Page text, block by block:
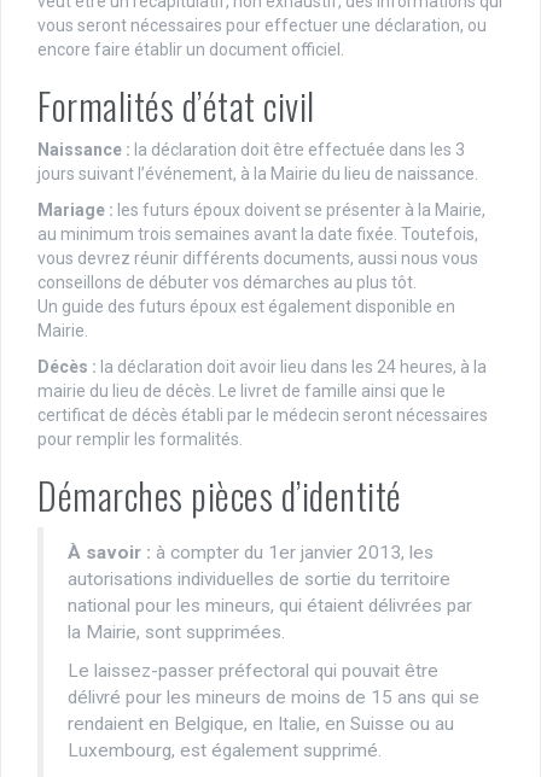
vous seront nécessaires pour effectuer une déclaration, ou
encore faire établir un document officiel.
Formalités d’état civil
Naissance : la déclaration doit être effectuée dans les 3
jours suivant l’événement, à la Mairie du lieu de naissance.
Mariage : les futurs époux doivent se présenter à la Mairie,
au minimum trois semaines avant la date fixée. Toutefois,
vous devrez réunir différents documents, aussi nous vous
conseillons de débuter vos démarches au plus tôt.
Un guide des futurs époux est également disponible en
Mairie.
Décès : la déclaration doit avoir lieu dans les 24 heures, à la
mairie du lieu de décès. Le livret de famille ainsi que le
certificat de décès établi par le médecin seront nécessaires
pour remplir les formalités.
Démarches pièces d’identité
À savoir : à compter du 1er janvier 2013, les
autorisations individuelles de sortie du territoire
national pour les mineurs, qui étaient délivrées par
la Mairie, sont supprimées.
Le laissez-passer préfectoral qui pouvait être
délivré pour les mineurs de moins de 15 ans qui se
rendaient en Belgique, en Italie, en Suisse ou au
Luxembourg, est également supprimé.